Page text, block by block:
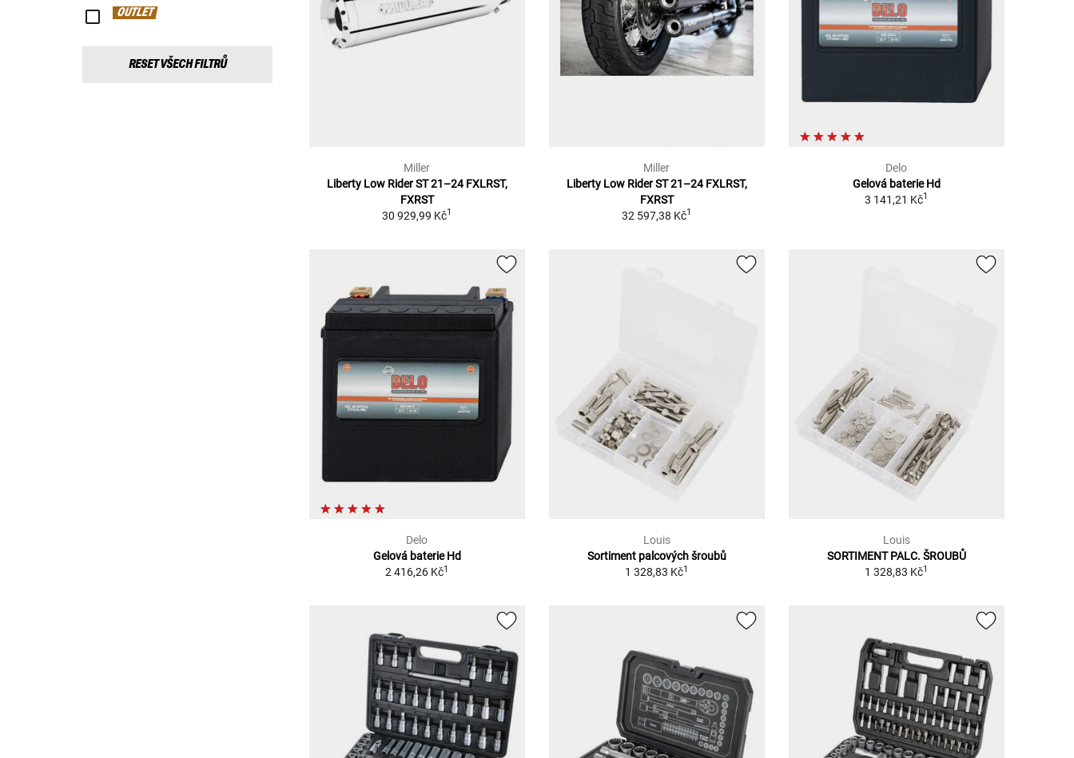
OUTLET
RESET VŠECH FILTRŮ
Miller
Liberty Low Rider ST 21–24 FXLRST,
FXRST
30 929,99 Kč1
Miller
Liberty Low Rider ST 21–24 FXLRST,
FXRST
32 597,38 Kč1
Delo
Gelová baterie Hd
3 141,21 Kč1
Delo
Gelová baterie Hd
2 416,26 Kč1
Louis
Sortiment palcových šroubů
1 328,83 Kč1
Louis
SORTIMENT PALC. ŠROUBŮ
1 328,83 Kč1